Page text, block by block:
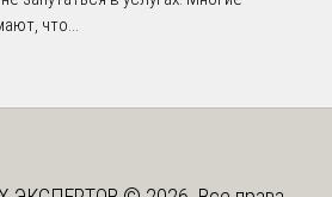
что...